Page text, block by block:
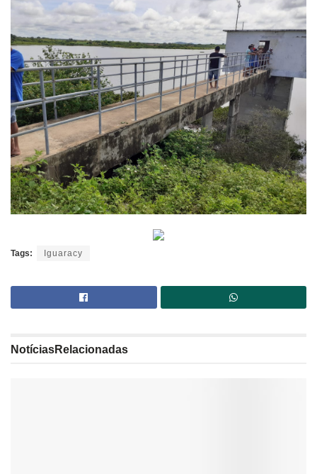
Tags: Iguaracy
NotíciasRelacionadas